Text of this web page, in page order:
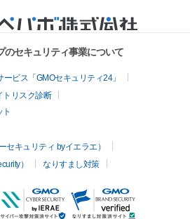
のセキュリティ事業について
ビス「GMOセキュリティ24」
トリスク診断
セキュリティ byイエラエ）
）
なりすまし対策